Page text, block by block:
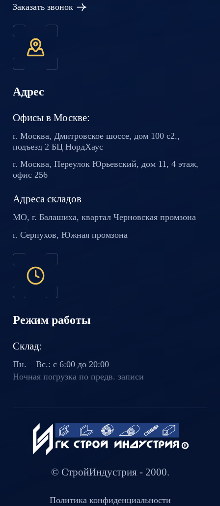
Заказать звонок
Адрес
Офисы в Москве:
г. Москва, Дмитровское шоссе, дом 100 с2.,
подъезд 2 БЦНордХаус
г. Москва, Переулок Юрьевский, дом 11, 4 этаж,
офис 256
Адреса складов
МО, г. Балашиха, кварталЧерновская промзона
г. Серпухов, Южная промзона
Режим работы
Склад:
Пн. – Вс.: с 6:00 до 20:00
Ночная погрузка по предв. записи
© СтройИндустрия - 2000.
Политика конфиденциальности